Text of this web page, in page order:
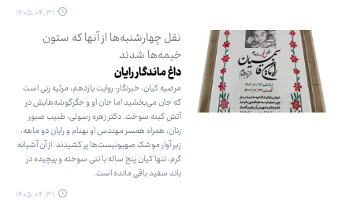
۱۴۰۵.۰۴.۳۱
نقل چهارشنبه‌ها از آنها که ستون
خیمه‌ها شدند
داغ ماندگار رایان
مرضیه کیان، خبرنگار: روایت یازدهم، مرثیه زنی است
که جان می‌بخشید اما جان او و جگرگوشه‌هایش در
آتش کینه سوخت. دکتر زهره رسولی، طبیب صبور
زنان، همراه همسر مهندس او بهنام و رایان دو ماهه،
زیر آوار موشک صهیونیست‌ها پر کشیدند. از آن آشیانه
گرم، تنها کیان پنج ساله با تنی سوخته و پیچیده در
باند سفید باقی مانده است.
۱۴۰۵.۰۴.۳۱